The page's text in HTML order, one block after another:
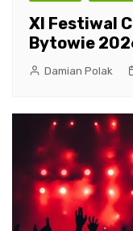
XI Festiwal
Bytowie
Damian Polak